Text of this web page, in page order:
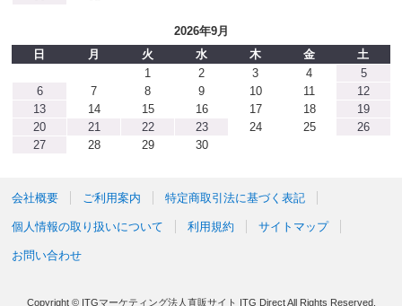
2026年9月
日
月 火 水 木 金
土
1
2 3 4
5
6
7 8 9 10 11
12
13
14 15 16 17 18
19
20
21 22 23 24 25
26
27
28 29 30
会社概要 ご利用案内 特定商取引法に基づく表記
個人情報の取り扱いについて 利用規約 サイトマップ
お問い合わせ
Copyright © ITGマーケティング法人直販サイト ITG Direct All Rights Reserved.